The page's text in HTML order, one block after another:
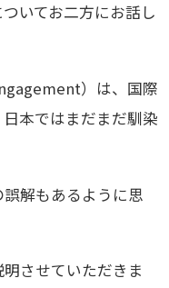
いてお二方にお話し
）は、国際
本ではまだまだ馴染
誤解もあるように思
させていただきま